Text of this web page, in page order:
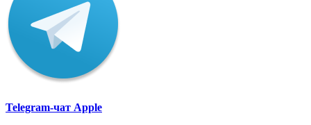
Telegram-чат Apple